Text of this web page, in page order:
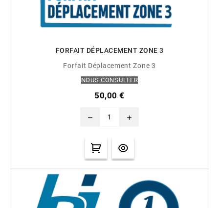
FORFAIT DÉPLACEMENT ZONE 3
Forfait Déplacement Zone 3
NOUS CONSULTER
50,00 €
remove add